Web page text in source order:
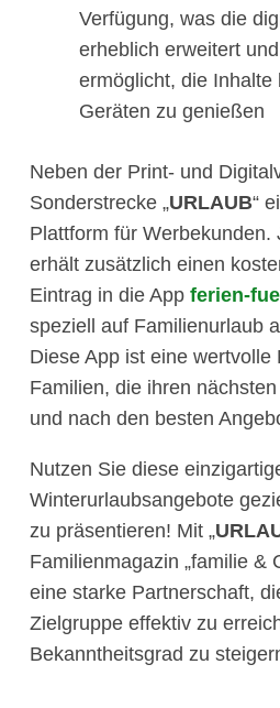
Verfügung, was die
erheblich erweitert
ermöglicht, die Inhalte
Geräten zu genießen
Neben der Print- und
Sonderstrecke „URLAUB“
Plattform für Werbekunden.
erhält zusätzlich einen
Eintrag in die App ferien-
speziell auf Familienurlaub
Diese App ist eine wertvolle
Familien, die ihren
und nach den besten
Nutzen Sie diese
Winterurlaubsangebote
zu präsentieren! Mit „
Familienmagazin „familie &
eine starke Partnerschaft,
Zielgruppe effektiv zu
Bekanntheitsgrad zu